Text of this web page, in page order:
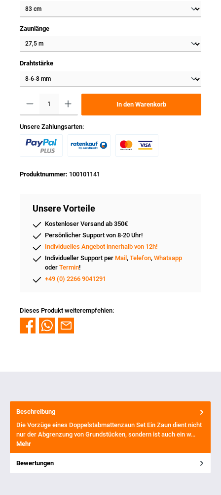
Zaunlänge
Drahtstärke
In den Warenkorb
Unsere Zahlungsarten:
Produktnummer: 100101141
Unsere Vorteile
Kostenloser Versand ab 350€
Persönlicher Support von 8-20 Uhr!
Individuelles Angebot innerhalb von 12h!
Individueller Support per Mail , Telefon, Whatsapp
oder Termin!
+49 (0) 2266 9041291
Dieses Produkt weiterempfehlen:
Beschreibung
Die Vorzüge eines Doppelstabmattenzaun Set Ein Zaun dient nicht
nur der Abgrenzung von Grundstücken, sondern ist auch ein w…
Mehr
Bewertungen